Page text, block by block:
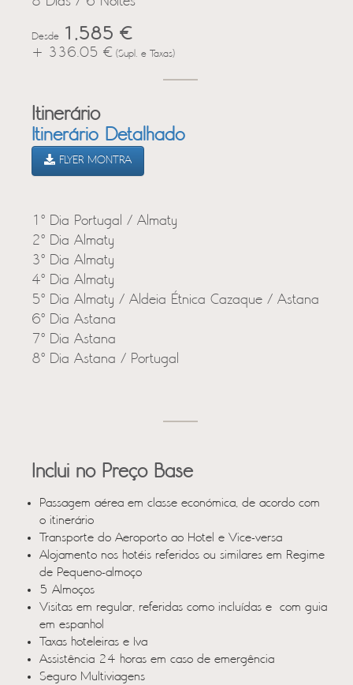
Desde 1,585 €
+ 336.05 € (Supl. e Taxas)
Itinerário
Itinerário Detalhado
FLYER MONTRA
1º Dia Portugal / Almaty
2º Dia Almaty
3º Dia Almaty
4º Dia Almaty
5º Dia Almaty / Aldeia Étnica Cazaque / Astana
6º Dia Astana
7º Dia Astana
8º Dia Astana / Portugal
Inclui no Preço Base
Passagem aérea em classe económica, de acordo com
o itinerário
Transporte do Aeroporto ao Hotel e Vice-versa
Alojamento nos hotéis referidos ou similares em Regime
de Pequeno-almoço
5 Almoços
Visitas em regular, referidas como incluídas e com guia
em espanhol
Taxas hoteleiras e Iva
Assistência 24 horas em caso de emergência
Seguro Multiviagens